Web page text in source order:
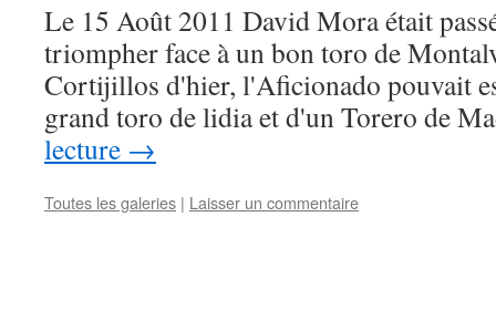
Le 15 Août 2011 David Mora était
triompher face à un bon toro de
Cortijillos d'hier, l'Aficionado pouvait
grand toro de lidia et d'un Torero de
lecture →
Toutes les galeries | Laisser un commentaire